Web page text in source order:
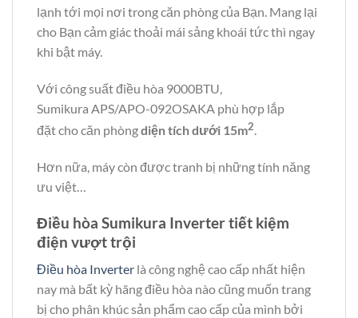
lạnh tới mọi nơi trong căn phòng của Bạn. Mang lại
cho Bạn cảm giác thoải mái sảng khoái tức thì ngay
khi bật máy.
Với công suất điều hòa 9000BTU,
Sumikura APS/APO-092OSAKA phù hợp lắp
đặt cho căn phòngdiện tích dưới 15m2.
Hơn nữa, máy còn được tranh bị những tính năng
ưu việt…
Điều hòa Sumikura Inverter tiết kiệm
điện vượt trội
Điều hòa Inverter là công nghệ cao cấp nhất hiện
nay mà bất kỳ hãng điều hòa nào cũng muốn trang
bị cho phân khúc sản phẩm cao cấp của mình bởi